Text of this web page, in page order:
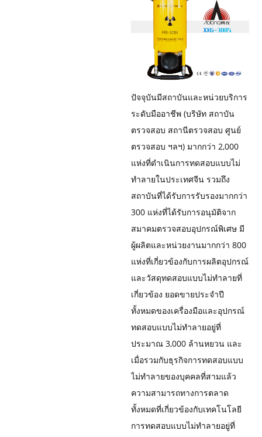
ปัจจุบันมีสถาบันและหน่วยบริการ
ระดับมืออาชีพ (บริษัท สถาบัน
ตรวจสอบ สถานีตรวจสอบ ศูนย์
ตรวจสอบ ฯลฯ) มากกว่า 2,000
แห่งที่ดำเนินการทดสอบแบบไม่
ทำลายในประเทศจีน รวมถึง
สถาบันที่ได้รับการรับรองมากกว่า
300 แห่งที่ได้รับการอนุมัติจาก
สมาคมตรวจสอบอุปกรณ์พิเศษ มี
ผู้ผลิตและหน่วยงานมากกว่า 800
แห่งที่เกี่ยวข้องกับการผลิตอุปกรณ์
และวัสดุทดสอบแบบไม่ทำลายที่
เกี่ยวข้อง ยอดขายประจำปี
ทั้งหมดของเครื่องมือและอุปกรณ์
ทดสอบแบบไม่ทำลายอยู่ที่
ประมาณ 3,000 ล้านหยวน และ
เมื่อรวมกับธุรกิจการทดสอบแบบ
ไม่ทำลายของบุคคลที่สามแล้ว
ความสามารถทางการตลาด
ทั้งหมดที่เกี่ยวข้องกับเทคโนโลยี
การทดสอบแบบไม่ทำลายอยู่ที่